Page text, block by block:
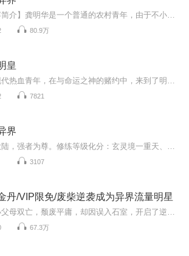
80.9万
皇
7821
界
3107
丹/VIP限免/废柴逆袭成为异界流量明星
67.3万